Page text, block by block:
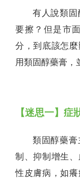
有人說類
要擦？但是市
分，到底該怎
用類固醇藥膏，
【迷思一】症
類固醇藥
制、抑制增生
性皮膚病，如癢